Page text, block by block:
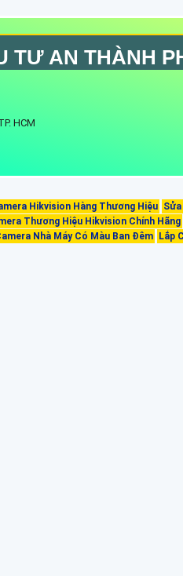
TƯ AN THÀNH
HCM
Hikvision Hàng Thương Hiệu
Thương Hiệu Hikvision Chính Hãng
Nhà Máy Có Màu Ban Đêm
Lắp